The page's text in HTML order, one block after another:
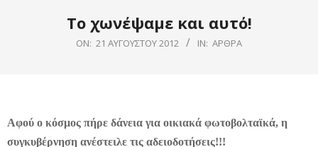
Το χωνέψαμε και αυτό!
ON: 21 ΑΥΓΟΎΣΤΟΥ 2012 IN: ΆΡΘΡΑ
Αφού ο κόσμος πήρε δάνεια για οικιακά φωτοβολταϊκά, η
συγκυβέρνηση ανέστειλε τις αδειοδοτήσεις!!!